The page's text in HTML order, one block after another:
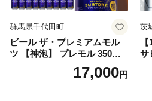
群馬県千代田町
ビール ザ・プレミアムモル
ツ 【神泡】 プレモル 350ml
× 24本 サントリー〈天然水の
ビール工場〉群馬※沖縄・離
17,000円
茨
サ
4